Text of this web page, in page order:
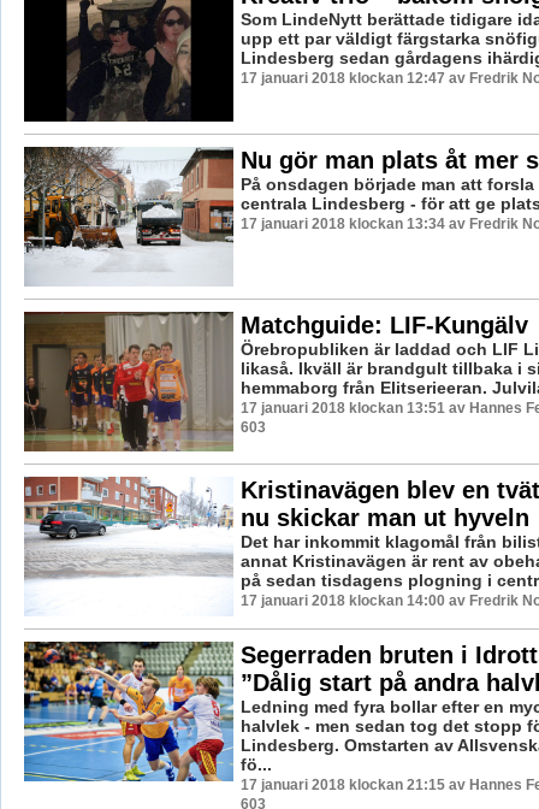
Som LindeNytt berättade tidigare
upp ett par väldigt färgstarka
Lindesberg sedan gårdagens
17 januari 2018 klockan 12:47 av Fredrik
Nu gör man plats åt mer
På onsdagen började man att
centrala Lindesberg - för att ge
17 januari 2018 klockan 13:34 av Fredrik
Matchguide: LIF-Kungälv
Örebropubliken är laddad och LIF
likaså. Ikväll är brandgult tillbaka i
hemmaborg från Elitserieeran.
17 januari 2018 klockan 13:51 av Hannes
603
Kristinavägen blev en
nu skickar man ut hyveln
Det har inkommit klagomål från
annat Kristinavägen är rent av
på sedan tisdagens plogning i
17 januari 2018 klockan 14:00 av Fredrik
Segerraden bruten i
”Dålig start på andra
Ledning med fyra bollar efter en
halvlek - men sedan tog det stopp
Lindesberg. Omstarten av
fö...
17 januari 2018 klockan 21:15 av Hannes
603